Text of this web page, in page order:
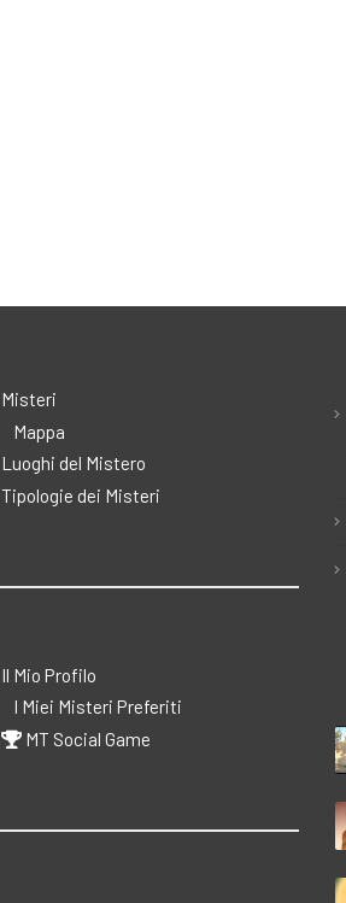
Misteri
Mappa
Luoghi del Mistero
Tipologie dei Misteri
Il Mio Profilo
I Miei Misteri Preferiti
MT Social Game